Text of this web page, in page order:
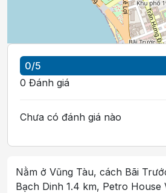
0/5
0 Đánh giá
Chưa có đánh giá nào
Nằm ở Vũng Tàu, cách Bãi
Bạch Dinh 1.4 km, Petro